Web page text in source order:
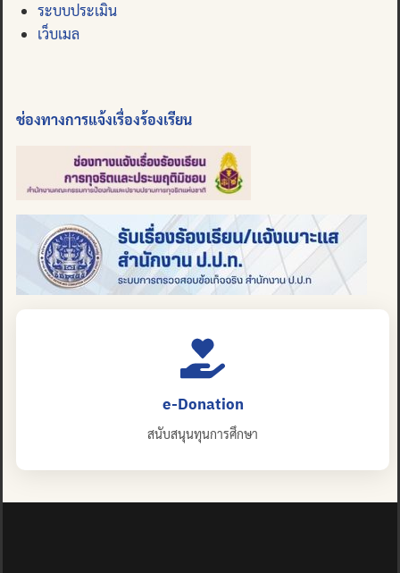
ระบบประเมิน
เว็บเมล
ช่องทางการแจ้งเรื่องร้องเรียน
e-Donation
สนับสนุนทุนการศึกษา